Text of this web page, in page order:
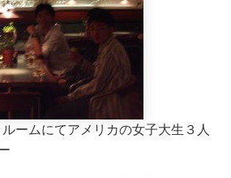
ームにてアメリカの女子大生３人